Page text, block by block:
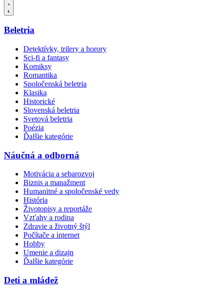
Beletria
Detektívky, trilery a horory
Sci-fi a fantasy
Komiksy
Romantika
Spoločenská beletria
Klasika
Historické
Slovenská beletria
Svetová beletria
Poézia
Ďalšie kategórie
Náučná a odborná
Motivácia a sebarozvoj
Biznis a manažment
Humanitné a spoločenské vedy
História
Životopisy a reportáže
Vzťahy a rodina
Zdravie a životný štýl
Počítače a internet
Hobby
Umenie a dizajn
Ďalšie kategórie
Deti a mládež